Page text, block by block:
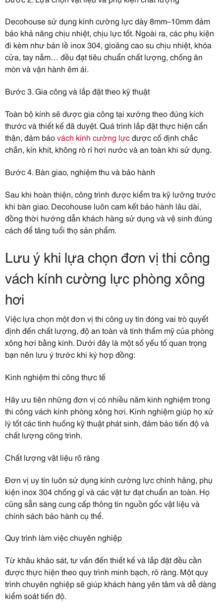
Decohouse sử dụng kính cường lực dày 8mm–10mm đảm
bảo khả năng chịu nhiệt, chịu lực tốt. Ngoài ra, các phụ kiện
đi kèm như bản lề inox 304, gioăng cao su chịu nhiệt, khóa
cửa, tay nắm… đều đạt tiêu chuẩn chất lượng, chống ăn
mòn và vận hành êm ái.
Bước 3. Gia công và lắp đặt theo kỹ thuật
Toàn bộ kính sẽ được gia công tại xưởng theo đúng kích
thước và thiết kế đã duyệt. Quá trình lắp đặt thực hiện cẩn
thận, đảm bảovách kính cường lựcđược cố định chắc
chắn, kín khít, không rò rỉ hơi nước và an toàn khi sử dụng.
Bước 4. Bàn giao, nghiệm thu và bảo hành
Sau khi hoàn thiện, công trình được kiểm tra kỹ lưỡng trước
khi bàn giao. Decohouse luôn cam kết bảo hành lâu dài,
đồng thời hướng dẫn khách hàng sử dụng và vệ sinh đúng
cách để tăng tuổi thọ sản phẩm.
Lưu ý khi lựa chọn đơn vị thi công
vách kính cường lực phòng xông
hơi
Việc lựa chọn một đơn vị thi công uy tín đóng vai trò quyết
định đến chất lượng, độ an toàn và tính thẩm mỹ của phòng
xông hơi bằng kính. Dưới đây là một số yếu tố quan trọng
bạn nên lưu ý trước khi ký hợp đồng:
Kinh nghiệm thi công thực tế
Hãy ưu tiên những đơn vị có nhiều năm kinh nghiệm trong
thi công vách kính phòng xông hơi. Kinh nghiệm giúp họ xử
lý tốt các tình huống kỹ thuật phát sinh, đảm bảo tiến độ và
chất lượng công trình.
Chất lượng vật liệu rõ ràng
Đơn vị uy tín luôn sử dụng kính cường lực chính hãng, phụ
kiện inox 304 chống gỉ và các vật tư đạt chuẩn an toàn. Họ
cũng sẵn sàng cung cấp thông tin nguồn gốc vật liệu và
chính sách bảo hành cụ thể.
Quy trình làm việc chuyên nghiệp
Từ khâu khảo sát, tư vấn đến thiết kế và lắp đặt đều cần
được thực hiện theo quy trình minh bạch, rõ ràng. Một quy
trình chuyên nghiệp sẽ giúp khách hàng yên tâm và dễ dàng
kiểm soát tiến độ.